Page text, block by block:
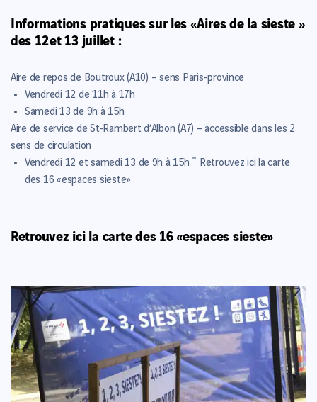
Informations pratiques sur les «Aires de la sieste »
des 12 et 13 juillet :
Aire de repos de Boutroux (A10) – sens Paris-province
Vendredi 12 de 11h à 17h
Samedi 13 de 9h à 15h
Aire de service de St-Rambert d’Albon (A7) – accessible dans les 2
sens de circulation
Vendredi 12 et samedi 13 de 9h à 15h ˉ Retrouvez ici la carte
des 16 «espaces sieste»
Retrouvez icila carte des 16 «espaces sieste»